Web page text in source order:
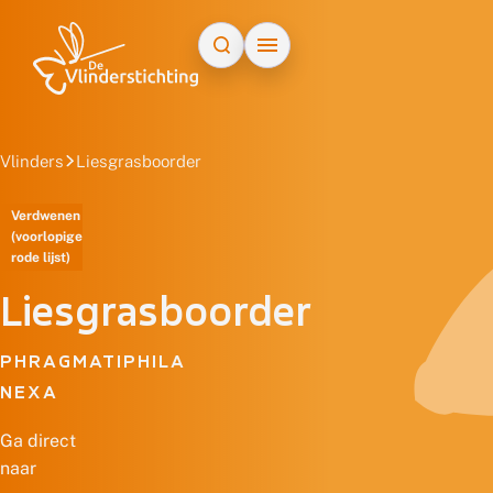
Vlinders Liesgrasboorder
Verdwenen
(voorlopige
rode lijst)
Liesgrasboorder
PHRAGMATIPHILA
NEXA
Ga direct
naar